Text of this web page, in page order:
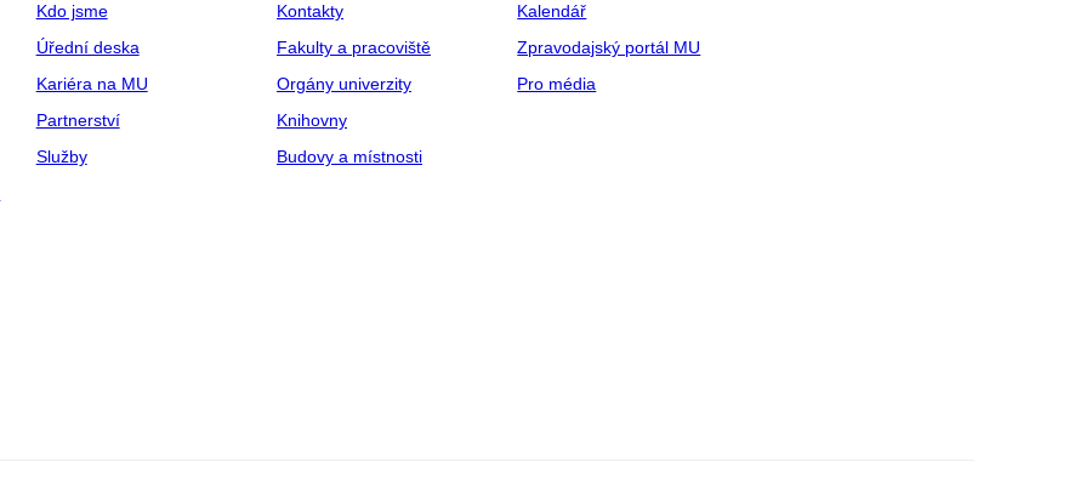
Kdo jsme
Úřední deska
Kariéra na MU
Partnerství
Služby
Kontakty
Fakulty a pracoviště
Orgány univerzity
Knihovny
Budovy a místnosti
Kalendář
Zpravodajský portál MU
Pro média